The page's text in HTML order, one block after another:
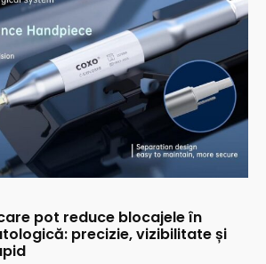
pot reduce blocajele în
precizie, vizibilitate și